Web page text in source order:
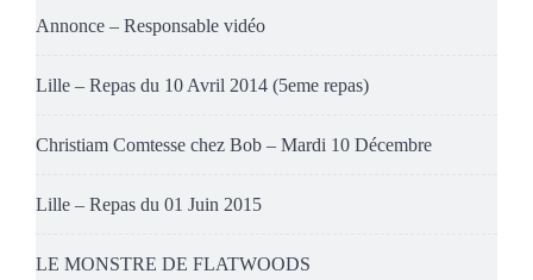
Annonce – Responsable vidéo
Lille – Repas du 10 Avril 2014 (5eme repas)
Christiam Comtesse chez Bob – Mardi 10 Décembre
Lille – Repas du 01 Juin 2015
LE MONSTRE DE FLATWOODS